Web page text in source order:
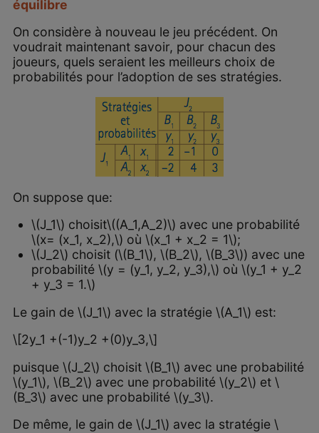
équilibre
On considère à nouveau le jeu précédent. On
voudrait maintenant savoir, pour chacun des
joueurs, quels seraient les meilleurs choix de
probabilités pour l’adoption de ses stratégies.
On suppose que:
\(J_1\) choisit\((A_1,A_2)\) avec une probabilité
\(x= (x_1, x_2),\) où \(x_1 + x_2 = 1\);
\(J_2\) choisit (\(B_1\), \(B_2\), \(B_3\)) avec une
probabilité \(y = (y_1, y_2, y_3),\) où \(y_1 + y_2
+ y_3 = 1.\)
Le gain de \(J_1\) avec la stratégie \(A_1\) est:
\[2y_1 +(-1)y_2 +(0)y_3,\]
puisque \(J_2\) choisit \(B_1\) avec une probabilité
\(y_1\), \(B_2\) avec une probabilité \(y_2\) et \
(B_3\) avec une probabilité \(y_3\).
De même, le gain de \(J_1\) avec la stratégie \